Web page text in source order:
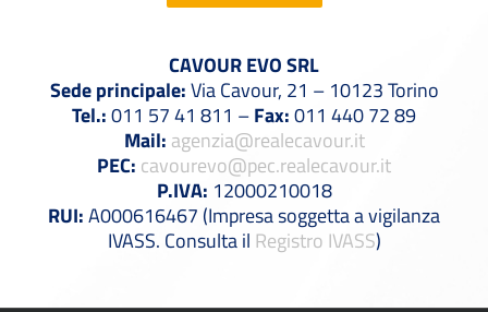
CAVOUR EVO SRL
Sede principale:Via Cavour, 21 – 10123 Torino
Tel.:011 57 41 811 –Fax:011 440 72 89
Mail: agenzia@realecavour.it
PEC: cavourevo@pec.realecavour.it
P.IVA: 12000210018
RUI:A000616467 (Impresa soggetta a vigilanza
IVASS. Consulta il Registro IVASS)